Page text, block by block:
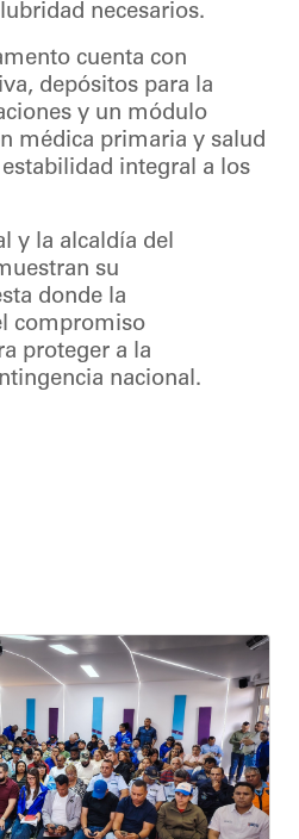
necesarios.
cuenta con
depósitos para la
y un módulo
médica primaria y salud
integral a los
y la alcaldía del
su
donde la
compromiso
proteger a la
nacional.